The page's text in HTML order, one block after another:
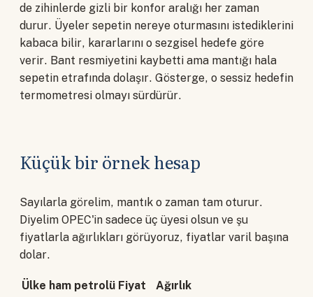
de zihinlerde gizli bir konfor aralığı her zaman
durur. Üyeler sepetin nereye oturmasını istediklerini
kabaca bilir, kararlarını o sezgisel hedefe göre
verir. Bant resmiyetini kaybetti ama mantığı hala
sepetin etrafında dolaşır. Gösterge, o sessiz hedefin
termometresi olmayı sürdürür.
Küçük bir örnek hesap
Sayılarla görelim, mantık o zaman tam oturur.
Diyelim OPEC'in sadece üç üyesi olsun ve şu
fiyatlarla ağırlıkları görüyoruz, fiyatlar varil başına
dolar.
Ülke ham petrolü Fiyat Ağırlık